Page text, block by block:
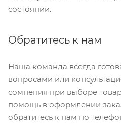
состоянии.
Обратитесь к нам
Наша команда всегда
вопросами или
сомнения при выборе
помощь в оформлении
обратитесь к нам по